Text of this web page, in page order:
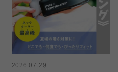
2026.07.29